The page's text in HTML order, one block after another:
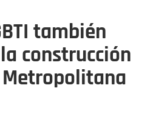
también
construcción